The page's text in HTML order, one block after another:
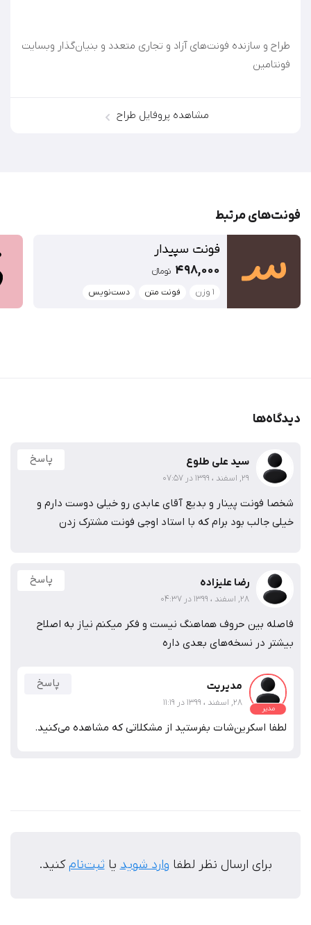
طراح و سازنده فونت‌های آزاد و تجاری متعدد و بنیان‌گذار وبسایت
فونتامین
مشاهده پروفایل طراح
فونت‌‌های مرتبط
فونت سپیدار
498,000 تومان‫ء‬‫
1 وزن
فونت متن دست‌نویس
دیدگاه‌ها
سید علی طلوع
29, اسفند ، 1399 در 07:57
پاسخ
شخصا فونت پینار و بدیع آقای عابدی رو خیلی دوست دارم و
خیلی جالب بود برام که با استاد اوجی فونت مشترک زدن
رضا علیزاده
28, اسفند ، 1399 در 04:37
پاسخ
فاصله بین حروف هماهنگ نیست و فکر میکنم نیاز به اصلاح
بیشتر در نسخه‌های بعدی داره
مدیر
مدیریت
28, اسفند ، 1399 در 11:19
پاسخ
لطفا اسکرین‌شات بفرستید از مشکلاتی که مشاهده می‌کنید.
برای ارسال نظر لطفا وارد شوید یا ثبت‌نامکنید.